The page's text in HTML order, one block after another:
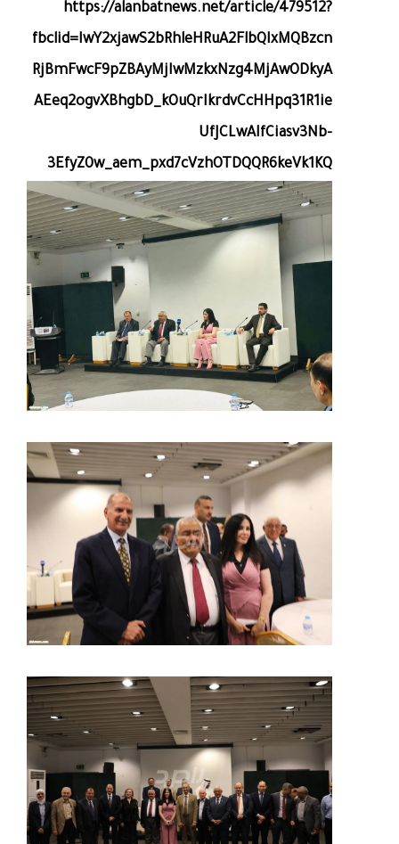
https://alanbatnews.net/article/479512?
fbclid=IwY2xjawS2bRhleHRuA2FlbQIxMQBzcn
RjBmFwcF9pZBAyMjIwMzkxNzg4MjAwODkyA
AEeq2ogvXBhgbD_kOuQrIkrdvCcHHpq31R1ie
UfJCLwAIfCiasv3Nb-
3EfyZ0w_aem_pxd7cVzhOTDQQR6keVk1KQ